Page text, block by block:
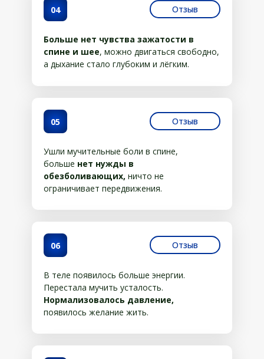
Больше нет чувства зажатости в
спине и шее, можно двигаться свободно,
а дыхание стало глубоким и лёгким.
04
Ушли мучительные боли в спине,
больше нет нужды в
обезболивающих, ничто не
ограничивает передвижения.
05
В теле появилось больше энергии.
Перестала мучить усталость.
Нормализовалось давление,
появилось желание жить.
06
Отзыв
Отзыв
Отзыв